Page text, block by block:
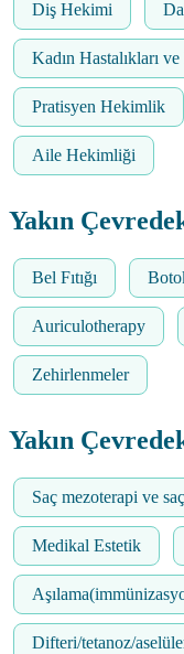
Diş Hekimi
Kadın Hastalıkları
Pratisyen Hekimlik
Aile Hekimliği
Yakın
Bel Fıtığı
Auriculotherapy
Zehirlenmeler
Yakın
Saç mezoterapi ve
Medikal Estetik
Difteri/tetanoz/